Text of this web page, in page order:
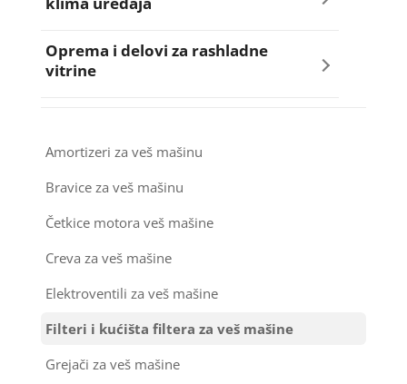
Razno za sudo mašine
Sredstva za održavanje
Šarke za frižidere i zamrzivače
Sijalice za šporete
Armafleks
Kondenz creva
Kondenzatori za klima uređaje
Ostali materijal za montažu klima uređaja
Oprema i delovi za rashladne
vitrine
Ventilatori za rashladne vitrine
Amortizeri za veš mašinu
Bravice za veš mašinu
Četkice motora veš mašine
Creva za veš mašine
Elektroventili za veš mašine
Filteri i kućišta filtera za veš mašine
Grejači za veš mašine